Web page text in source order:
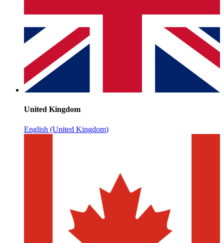
United Kingdom
English (United Kingdom)